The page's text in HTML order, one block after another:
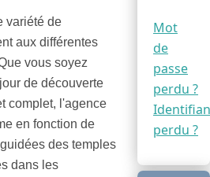
variété de
aux différentes
vous soyez
de découverte
complet, l'agence
en fonction de
des temples
dans les
Mot
de
passe
perdu ?
perdu ?